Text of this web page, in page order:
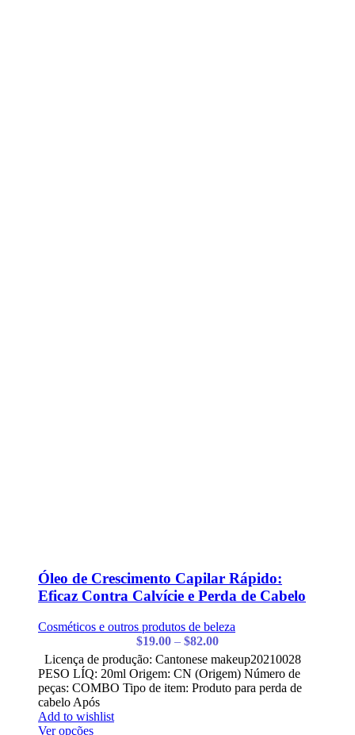
Óleo de Crescimento Capilar Rápido:
Eficaz Contra Calvície e Perda de Cabelo
Cosméticos e outros produtos de beleza
$19.00 – $82.00
Licença de produção: Cantonese makeup20210028
PESO LÍQ: 20ml Origem: CN (Origem) Número de
peças: COMBO Tipo de item: Produto para perda de
cabelo Após
Add to wishlist
Ver opções